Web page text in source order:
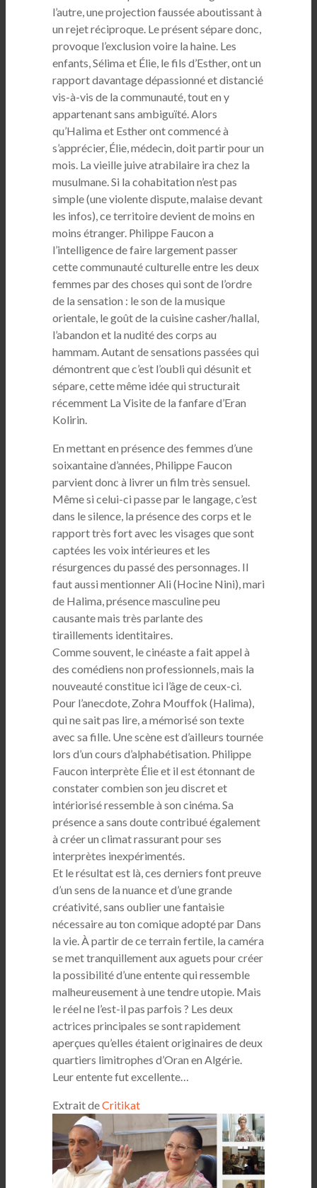
l’autre, une projection faussée aboutissant à
un rejet réciproque. Le présent sépare donc,
provoque l’exclusion voire la haine. Les
enfants, Sélima et Élie, le fils d’Esther, ont un
rapport davantage dépassionné et distancié
vis-à-vis de la communauté, tout en y
appartenant sans ambiguïté. Alors
qu’Halima et Esther ont commencé à
s’apprécier, Élie, médecin, doit partir pour un
mois. La vieille juive atrabilaire ira chez la
musulmane. Si la cohabitation n’est pas
simple (une violente dispute, malaise devant
les infos), ce territoire devient de moins en
moins étranger. Philippe Faucon a
l’intelligence de faire largement passer
cette communauté culturelle entre les deux
femmes par des choses qui sont de l’ordre
de la sensation : le son de la musique
orientale, le goût de la cuisine casher/hallal,
l’abandon et la nudité des corps au
hammam. Autant de sensations passées qui
démontrent que c’est l’oubli qui désunit et
sépare, cette même idée qui structurait
récemment La Visite de la fanfare d’Eran
Kolirin.
En mettant en présence des femmes d’une
soixantaine d’années, Philippe Faucon
parvient donc à livrer un film très sensuel.
Même si celui-ci passe par le langage, c’est
dans le silence, la présence des corps et le
rapport très fort avec les visages que sont
captées les voix intérieures et les
résurgences du passé des personnages. Il
faut aussi mentionner Ali (Hocine Nini), mari
de Halima, présence masculine peu
causante mais très parlante des
tiraillements identitaires.
Comme souvent, le cinéaste a fait appel à
des comédiens non professionnels, mais la
nouveauté constitue ici l’âge de ceux-ci.
Pour l’anecdote, Zohra Mouffok (Halima),
qui ne sait pas lire, a mémorisé son texte
avec sa fille. Une scène est d’ailleurs tournée
lors d’un cours d’alphabétisation. Philippe
Faucon interprète Élie et il est étonnant de
constater combien son jeu discret et
intériorisé ressemble à son cinéma. Sa
présence a sans doute contribué également
à créer un climat rassurant pour ses
interprètes inexpérimentés.
Et le résultat est là, ces derniers font preuve
d’un sens de la nuance et d’une grande
créativité, sans oublier une fantaisie
nécessaire au ton comique adopté par Dans
la vie. À partir de ce terrain fertile, la caméra
se met tranquillement aux aguets pour créer
la possibilité d’une entente qui ressemble
malheureusement à une tendre utopie. Mais
le réel ne l’est-il pas parfois ? Les deux
actrices principales se sont rapidement
aperçues qu’elles étaient originaires de deux
quartiers limitrophes d’Oran en Algérie.
Leur entente fut excellente…
Extrait deCritikat